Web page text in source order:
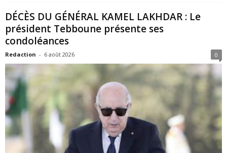
DÉCÈS DU GÉNÉRAL KAMEL LAKHDAR : Le
président Tebboune présente ses
condoléances
Redaction - 6 août 2026 0